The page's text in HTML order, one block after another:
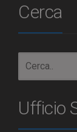
Cerca
Ufficio